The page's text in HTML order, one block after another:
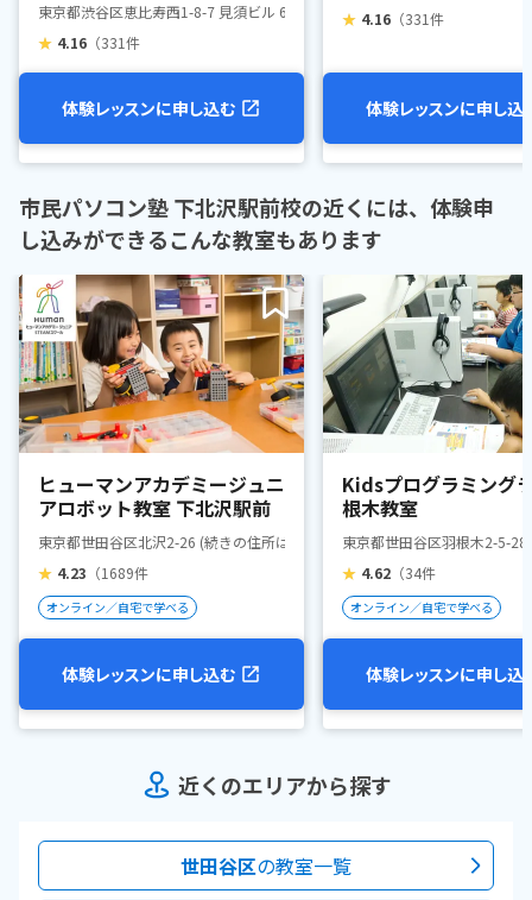
東京都渋谷区恵比寿西1-8-7 見須ビル 6階603号室
★ 4.16 （331件
体験レッスンに申し込む
★ 4.16 （331件
体験レッスンに申し込
市民パソコン塾 下北沢駅前校の近くには、体験申
し込みができるこんな教室もあります
ヒューマンアカデミージュニ
アロボット教室 下北沢駅前
東京都世田谷区北沢2-26 (続きの住所は予約後のご連絡にてお伝えいたしま
★ 4.23 （1689件
オンライン／自宅で学べる
体験レッスンに申し込む
Kidsプログラミング
根木教室
東京都世田谷区羽根木2-5-
★ 4.62 （34件
オンライン／自宅で学べる
体験レッスンに申し込
近くのエリアから探す
世田谷区の教室一覧